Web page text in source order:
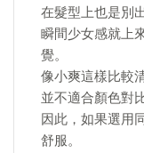
在髮型上也是別
瞬間少女感就上
覺。
像小爽這樣比較
並不適合顏色對
因此，如果選用
舒服。